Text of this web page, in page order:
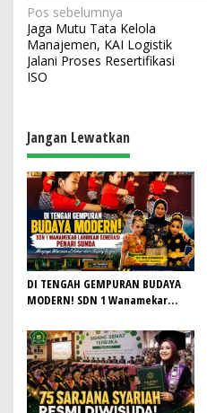
N
a
v
i
a
s
i
p
o
s
Pos sebelumnya
Jaga Mutu Tata Kelola
Manajemen, KAI Logistik
Jalani Proses Resertifikasi
ISO
Jangan Lewatkan
DI TENGAH GEMPURAN BUDAYA
MODERN! SDN 1 Wanamekar
Menjaga Warisan Leluhur dari
Ruang Kelas